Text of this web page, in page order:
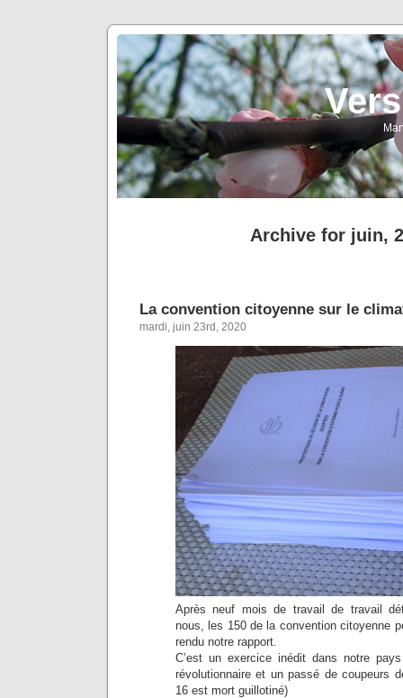
Archive for juin,
La convention citoyenne sur le
mardi, juin 23rd, 2020
Après neuf mois de travail de travail
nous, les 150 de la convention citoyenne
rendu notre rapport.
C’est un exercice inédit dans notre
révolutionnaire et un passé de coupeurs
16 est mort guillotiné)